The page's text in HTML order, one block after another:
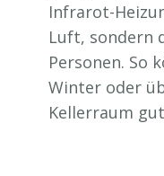
Infrarot-
Luft, sondern
Personen. So
Winter oder
Kellerraum